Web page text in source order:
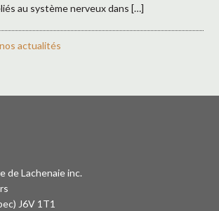
au système nerveux dans […]
actualités
de Lachenaie inc.
J6V 1T1